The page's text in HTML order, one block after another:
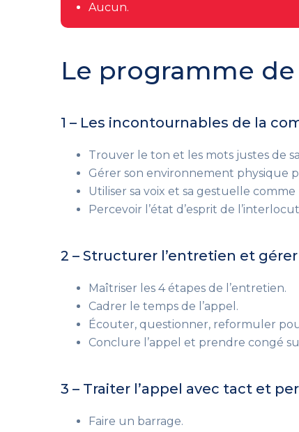
Aucun.
Le programme
1 – Les incontournables de la
Trouver le ton et les mots justes de
Gérer son environnement physique
Utiliser sa voix et sa gestuelle
Percevoir l’état d’esprit de
2 – Structurer l’entretien et
Maîtriser les 4 étapes de l’entretien.
Cadrer le temps de l’appel.
Écouter, questionner, reformuler
Conclure l’appel et prendre congé
3 – Traiter l’appel avec tact et
Faire un barrage.